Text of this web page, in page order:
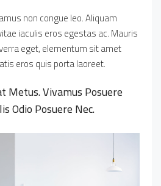
non congue leo. Aliquam
iaculis eros egestas ac. Mauris
eget, elementum sit amet
eros quis porta laoreet.
Metus. Vivamus Posuere
Odio Posuere Nec.